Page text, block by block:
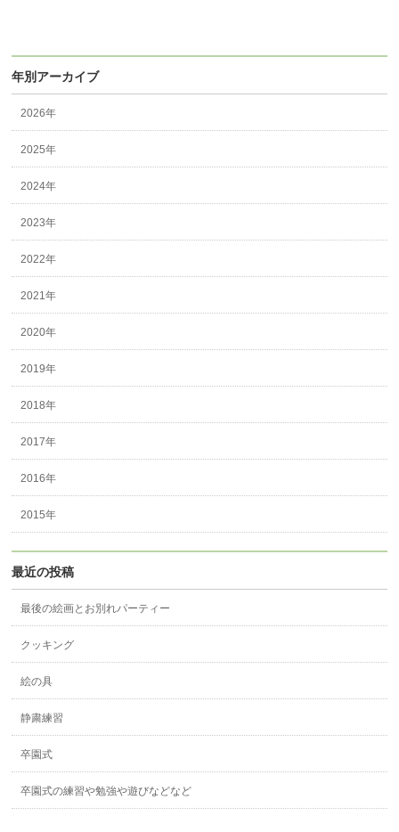
年別アーカイブ
2026年
2025年
2024年
2023年
2022年
2021年
2020年
2019年
2018年
2017年
2016年
2015年
最近の投稿
最後の絵画とお別れパーティー
クッキング
絵の具
静粛練習
卒園式
卒園式の練習や勉強や遊びなどなど